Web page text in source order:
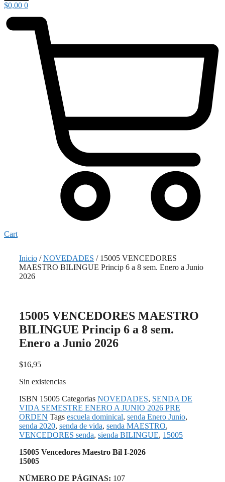
$0,00 0
Cart
Inicio /NOVEDADES / 15005 VENCEDORES
MAESTRO BILINGUE Princip 6 a 8 sem. Enero a Junio
2026
15005 VENCEDORES MAESTRO
BILINGUE Princip 6 a 8 sem.
Enero a Junio 2026
$16,95
Sin existencias
ISBN 15005 Categorias NOVEDADES, SENDA DE
VIDA SEMESTRE ENERO A JUNIO 2026 PRE
ORDEN Tags escuela dominical, senda Enero Junio,
senda 2020, senda de vida, senda MAESTRO,
VENCEDORES senda, sienda BILINGUE, 15005
15005 Vencedores Maestro Bil I-2026
15005
NÚMERO DE PÁGINAS: 107